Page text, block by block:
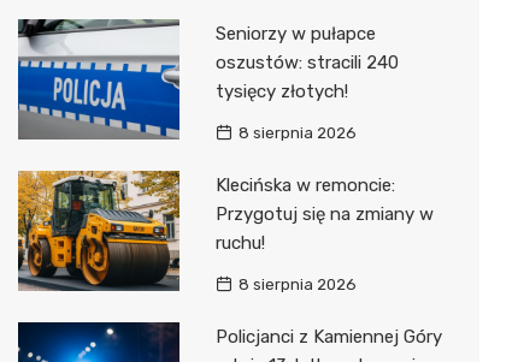
Seniorzy w pułapce
oszustów: stracili 240
tysięcy złotych!
8 sierpnia 2026
Klecińska w remoncie:
Przygotuj się na zmiany w
ruchu!
8 sierpnia 2026
Policjanci z Kamiennej Góry